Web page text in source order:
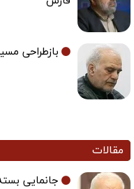
بازطراحی
مقالات
جانمایی